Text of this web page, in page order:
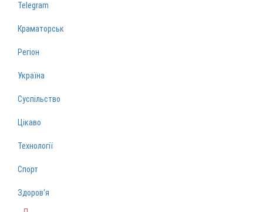
Telegram
Краматорськ
Регіон
Україна
Суспільство
Цікаво
Технології
Спорт
Здоров‘я